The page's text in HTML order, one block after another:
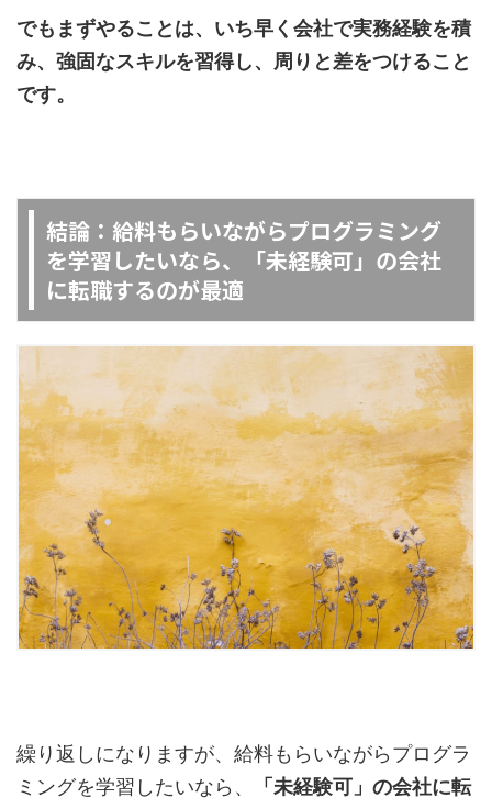
でもまずやることは、いち早く会社で実務経験を積
み、強固なスキルを習得し、周りと差をつけること
です。
結論：給料もらいながらプログラミング
を学習したいなら、「未経験可」の会社
に転職するのが最適
繰り返しになりますが、給料もらいながらプログラ
ミングを学習したいなら、
「未経験可」の会社に転